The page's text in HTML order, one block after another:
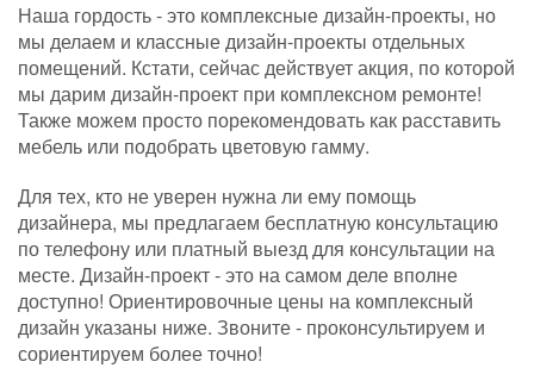
Наша гордость - это комплексные дизайн-проекты, но
мы делаем и классные дизайн-проекты отдельных
помещений. Кстати, сейчас действует акция, по которой
мы дарим дизайн-проект при комплексном ремонте!
Также можем просто порекомендовать как расставить
мебель или подобрать цветовую гамму.
Для тех, кто не уверен нужна ли ему помощь
дизайнера, мы предлагаем бесплатную консультацию
по телефону или платный выезд для консультации на
месте. Дизайн-проект - это на самом деле вполне
доступно! Ориентировочные цены на комплексный
дизайн указаны ниже. Звоните - проконсультируем и
сориентируем более точно!